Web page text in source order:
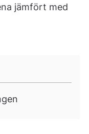
jämfört med